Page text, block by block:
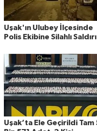
Uşak'ın Ulubey İlçesinde
Polis Ekibine Silahlı Saldırı
Uşak’ta Ele Geçirildi Tam